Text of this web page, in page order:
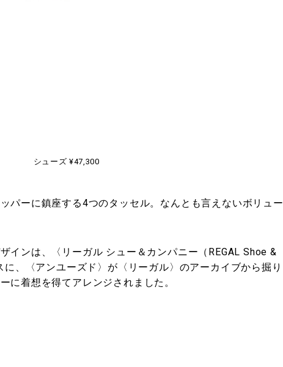
シューズ ¥47,300
パーに鎮座する4つのタッセル。なんとも言えないボリュー
インは、〈リーガル シュー＆カンパニー（REGAL Shoe &
、〈アンユーズド〉が〈リーガル〉のアーカイブから掘り
に着想を得てアレンジされました。